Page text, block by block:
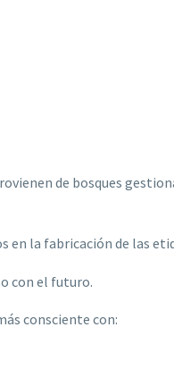
de bosques
la fabricación de las
con el futuro.
consciente con: